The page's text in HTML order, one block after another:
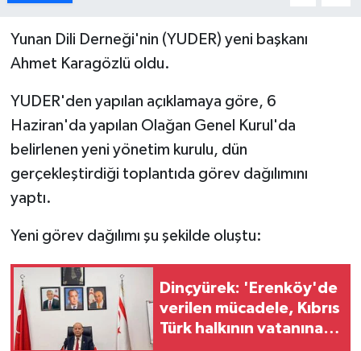
Yunan Dili Derneği'nin (YUDER) yeni başkanı
Ahmet Karagözlü oldu.
YUDER'den yapılan açıklamaya göre, 6
Haziran'da yapılan Olağan Genel Kurul'da
belirlenen yeni yönetim kurulu, dün
gerçekleştirdiği toplantıda görev dağılımını
yaptı.
Yeni görev dağılımı şu şekilde oluştu:
Dinçyürek: 'Erenköy'de
verilen mücadele, Kıbrıs
Türk halkının vatanına
GÜNEY KIBRIS
İÇ HABERLER
KÜLTÜR SANAT
LAPTA
LEFKOŞA
MAGAZİN
Nöbetçi Eczaneler
ÖZEL HABER